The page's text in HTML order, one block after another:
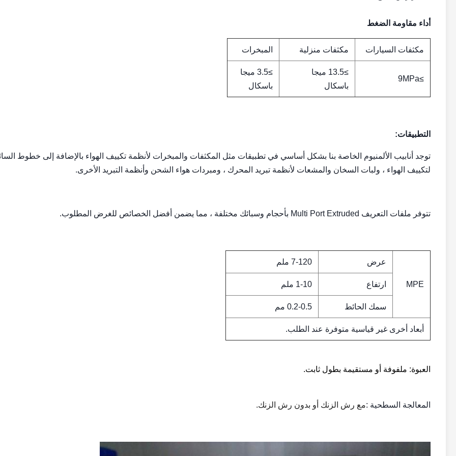
أداء مقاومة الضغط
مكثفات السيارات مكثفات منزلية المبخرات
≥9MPa
≥13.5 ميجا
باسكال
≥3.5 ميجا
باسكال
التطبيقات:
توجد أنابيب الألمنيوم الخاصة بنا بشكل أساسي في تطبيقات مثل المكثفات والمبخرات لأنظمة تكييف الهواء بالإضافة إلى خطوط
لتكييف الهواء ، ولبات السخان والمشعات لأنظمة تبريد المحرك ، ومبردات هواء الشحن وأنظمة التبريد الأخرى.
تتوفر ملفات التعريف Multi Port Extruded بأحجام وسبائك مختلفة ، مما يضمن أفضل الخصائص للغرض المطلوب.
MPE
عرض 7-120 ملم
ارتفاع 1-10 ملم
سمك الحائط 0.2-0.5 مم
أبعاد أخرى غير قياسية متوفرة عند الطلب.
العبوة: ملفوفة أو مستقيمة بطول ثابت.
المعالجة السطحية :مع رش الزنك أو بدون رش الزنك.